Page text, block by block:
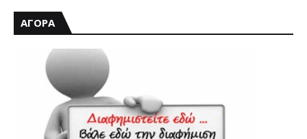
ΑΓΟΡΑ